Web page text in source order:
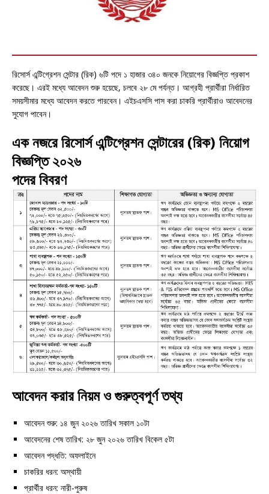
রিসোর্স এন্টিগ্রেশন সেন্টার (রিক) ৬টি পদে ১ হাজার ৩৪০ জনকে নিয়োগের বিজ্ঞপ্তি প্রকাশ
করেছে। এরই মধ্যে আবেদন শুরু হয়েছে, চলবে ২৮ মে পর্যন্ত। আগ্রহী প্রার্থীরা নির্ধারিত
সময়সীমার মধ্যে আবেদন করতে পারবেন। এইচএসসি পাস করা চাকরি প্রার্থীরাও আবেদনের
সুযোগ পাবেন।
এক নজরে রিসোর্স এন্টিগ্রেশন সেন্টারের (রিক) নিয়োগ
বিজ্ঞপ্তি ২০২৬
পদের বিবরণ
আবেদন করার নিয়ম ও গুরুত্বপূর্ণ তথ্য
আবেদন শুরু: ১৪ জুন ২০২৬ তারিখ সকাল ১০টা
আবেদনের শেষ তারিখ: ২৮ জুন ২০২৬ তারিখ বিকেল ৫টা
আবেদন পদ্ধতি: অফলাইনে
চাকরির ধরন: অস্থায়ী
প্রার্থীর ধরন: নারী-পুরুষ